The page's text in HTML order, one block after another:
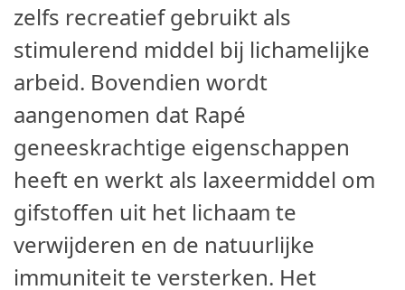
zelfs recreatief gebruikt als
stimulerend middel bij lichamelijke
arbeid. Bovendien wordt
aangenomen dat Rapé
geneeskrachtige eigenschappen
heeft en werkt als laxeermiddel om
gifstoffen uit het lichaam te
verwijderen en de natuurlijke
immuniteit te versterken. Het